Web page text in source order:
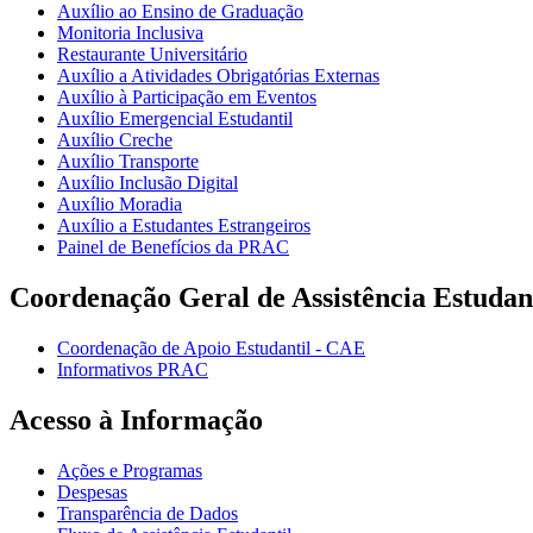
Auxílio ao Ensino de Graduação
Monitoria Inclusiva
Restaurante Universitário
Auxílio a Atividades Obrigatórias Externas
Auxílio à Participação em Eventos
Auxílio Emergencial Estudantil
Auxílio Creche
Auxílio Transporte
Auxílio Inclusão Digital
Auxílio Moradia
Auxílio a Estudantes Estrangeiros
Painel de Benefícios da PRAC
Coordenação Geral de Assistência
Coordenação de Apoio Estudantil - CAE
Informativos PRAC
Acesso à Informação
Ações e Programas
Despesas
Transparência de Dados